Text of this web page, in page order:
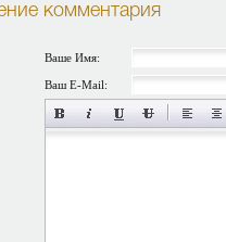
комментария
Ваше Имя:
Ваш E-Mail: